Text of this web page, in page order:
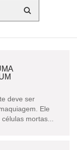
deve ser
Ele
mortas...